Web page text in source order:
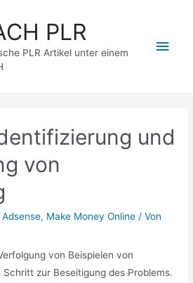
PLR
PLR Artikel unter einem
und
von
Adsense, Make Money Online / Von
von Beispielen von
zur Beseitigung des Problems.